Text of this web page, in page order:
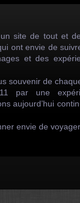
un site de tout et
ont envie de
et des
souvenir de
par une
aujourd’hui
envie de